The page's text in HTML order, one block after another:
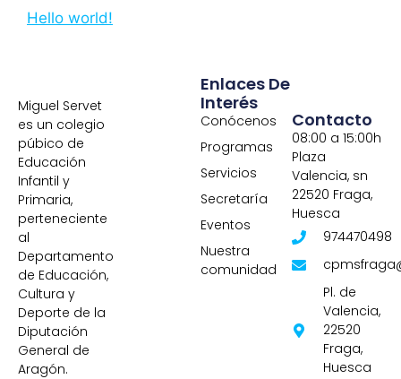
Hello world!
Miguel Servet
es un colegio
púbico de
Educación
Infantil y
Primaria,
perteneciente
al
Departamento
de Educación,
Cultura y
Deporte de la
Diputación
General de
Aragón.
Enlaces De
Interés
Conócenos
Programas
Servicios
Secretaría
Eventos
Nuestra
comunidad
Contacto
08:00 a 15:00h
Plaza
Valencia, sn
22520 Fraga,
Huesca
974470498
Pl. de
Valencia,
22520
Fraga,
Huesca